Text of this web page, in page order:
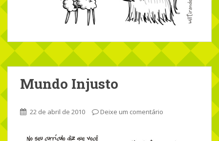
Mundo Injusto
22 de abril de 2010 Deixe um comentário